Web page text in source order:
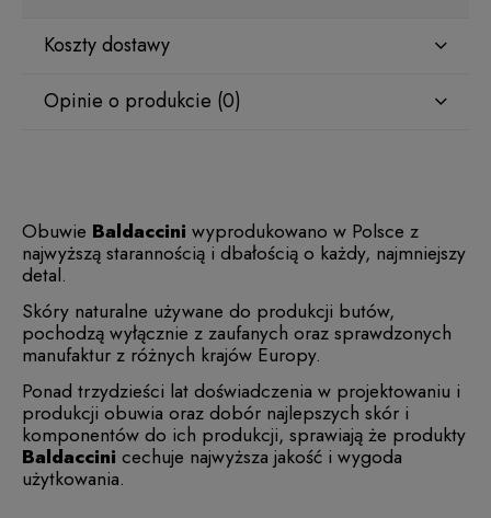
Koszty dostawy
Opinie o produkcie (0)
Obuwie Baldaccini wyprodukowano w Polsce z
najwyższą starannością i dbałością o każdy, najmniejszy
detal.
Skóry naturalne używane do produkcji butów,
pochodzą wyłącznie z zaufanych oraz sprawdzonych
manufaktur z różnych krajów Europy.
Ponad trzydzieści lat doświadczenia w projektowaniu i
produkcji obuwia oraz dobór najlepszych skór i
komponentów do ich produkcji, sprawiają że produkty
Baldaccini cechuje najwyższa jakość i wygoda
użytkowania.